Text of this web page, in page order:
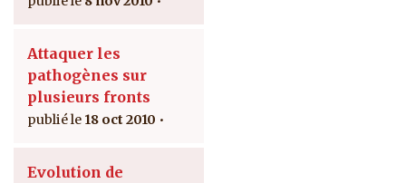
Attaquer les
pathogènes sur
plusieurs fronts
18 oct 2010
Evolution de